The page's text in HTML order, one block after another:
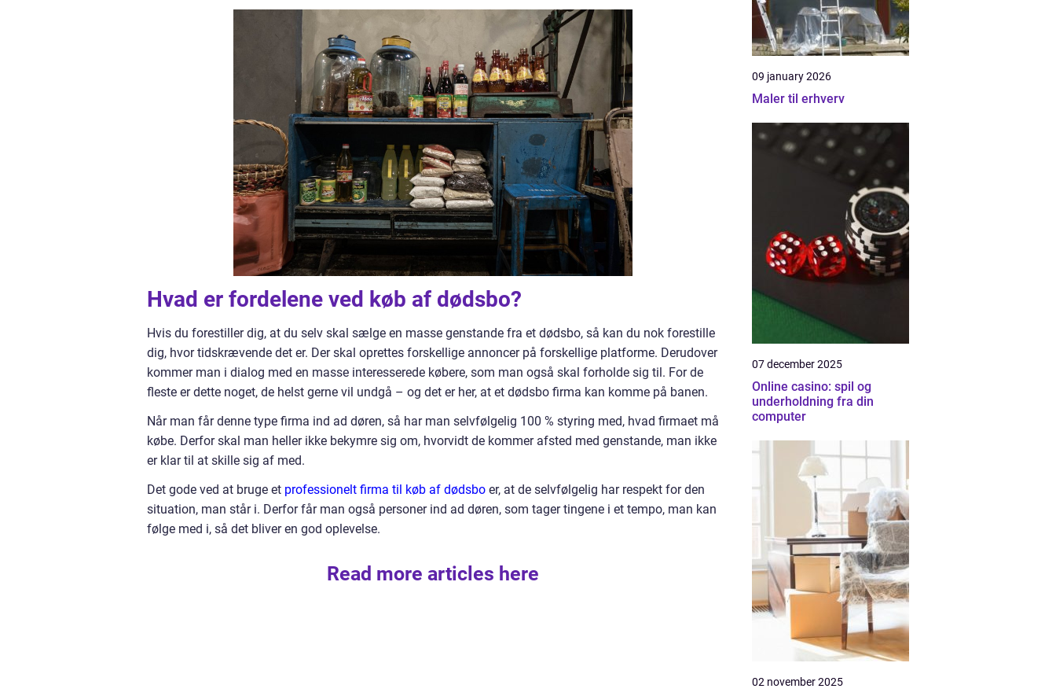
Hvad er fordelene ved køb af dødsbo?
Hvis du forestiller dig, at du selv skal sælge en masse genstande fra et dødsbo, så kan du nok forestille
dig, hvor tidskrævende det er. Der skal oprettes forskellige annoncer på forskellige platforme. Derudover
kommer man i dialog med en masse interesserede købere, som man også skal forholde sig til. For de
fleste er dette noget, de helst gerne vil undgå – og det er her, at et dødsbo firma kan komme på banen.
Når man får denne type firma ind ad døren, så har man selvfølgelig 100 % styring med, hvad firmaet må
købe. Derfor skal man heller ikke bekymre sig om, hvorvidt de kommer afsted med genstande, man ikke
er klar til at skille sig af med.
Det gode ved at bruge et professionelt firma til køb af dødsbo er, at de selvfølgelig har respekt for den
situation, man står i. Derfor får man også personer ind ad døren, som tager tingene i et tempo, man kan
følge med i, så det bliver en god oplevelse.
Read more articles here
09 january 2026
Maler til erhverv
07 december 2025
Online casino: spil og
underholdning fra din
computer
02 november 2025